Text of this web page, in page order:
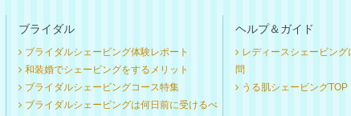
ブライダル
ブライダルシェービング体験レポート
和装婚でシェービングをするメリット
ブライダルシェービングコース特集
ブライダルシェービングは何日前に受けるべ
ヘルプ＆ガイド
レディースシェービン
問
うる肌シェービングTOP